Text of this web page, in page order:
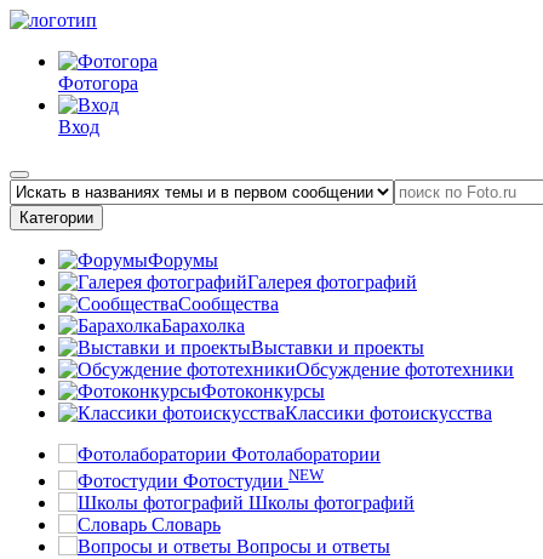
Фотогора
Вход
Категории
Форумы
Галерея фотографий
Сообщества
Барахолка
Выставки и проекты
Обсуждение фототехники
Фотоконкурсы
Классики фотоискусства
Фотолаборатории
Фотостудии NEW
Школы фотографий
Словарь
Вопросы и ответы